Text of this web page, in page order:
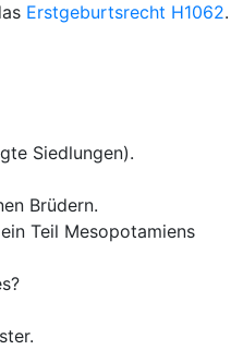
Erstgeburtsrecht H1062.
Siedlungen).
Brüdern.
Teil Mesopotamiens